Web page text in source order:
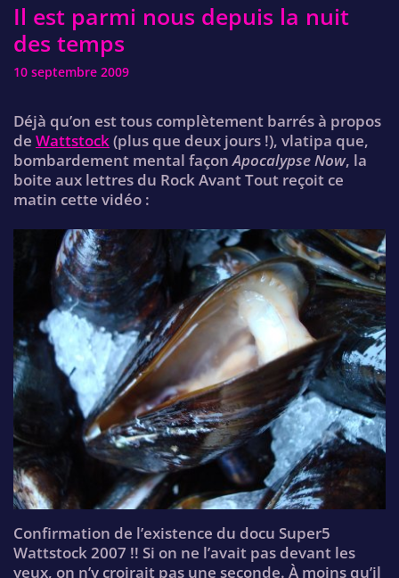
Il est parmi nous depuis la nuit
des temps
10 septembre 2009
Déjà qu’on est tous complètement barrés à propos
de Wattstock(plus que deux jours !), vlatipa que,
bombardement mental façonApocalypse Now, la
boite aux lettres du Rock Avant Tout reçoit ce
matin cette vidéo :
Confirmation de l’existence du docu Super5
Wattstock 2007 !! Si on ne l’avait pas devant les
yeux, on n’y croirait pas une seconde. À moins qu’il